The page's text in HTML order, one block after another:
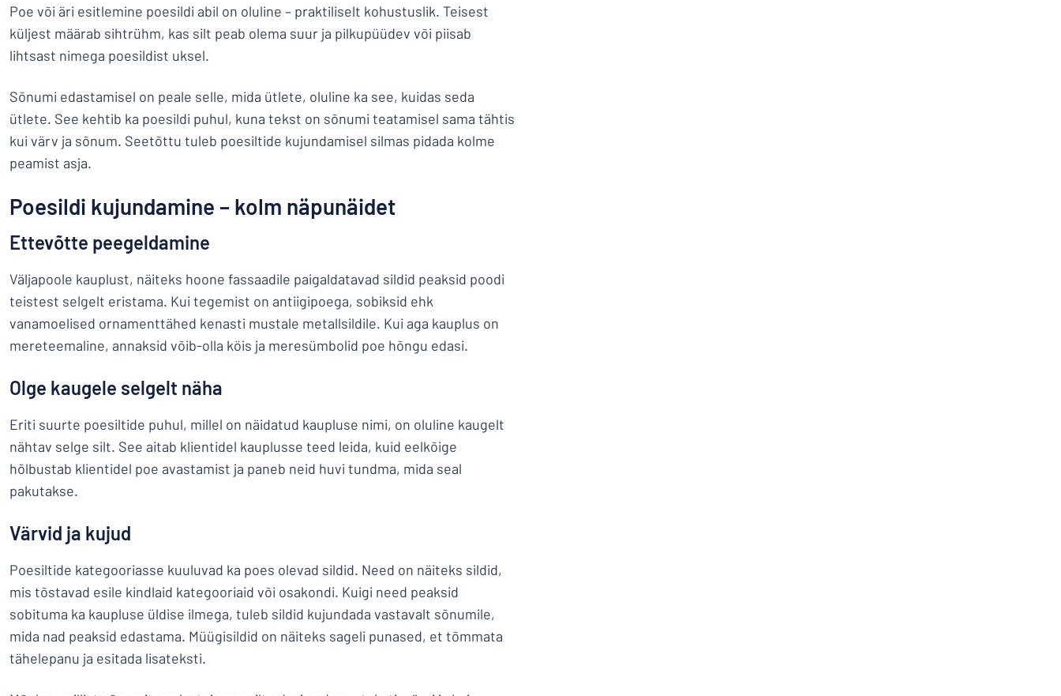
Poe või äri esitlemine poesildi abil on oluline – praktiliselt kohustuslik. Teisest
küljest määrab sihtrühm, kas silt peab olema suur ja pilkupüüdev või piisab
lihtsast nimega poesildist uksel.
Sõnumi edastamisel on peale selle, mida ütlete, oluline ka see, kuidas seda
ütlete. See kehtib ka poesildi puhul, kuna tekst on sõnumi teatamisel sama tähtis
kui värv ja sõnum. Seetõttu tuleb poesiltide kujundamisel silmas pidada kolme
peamist asja.
Poesildi kujundamine – kolm näpunäidet
Ettevõtte peegeldamine
Väljapoole kauplust, näiteks hoone fassaadile paigaldatavad sildid peaksid poodi
teistest selgelt eristama. Kui tegemist on antiigipoega, sobiksid ehk
vanamoelised ornamenttähed kenasti mustale metallsildile. Kui aga kauplus on
mereteemaline, annaksid võib-olla köis ja meresümbolid poe hõngu edasi.
Olge kaugele selgelt näha
Eriti suurte poesiltide puhul, millel on näidatud kaupluse nimi, on oluline kaugelt
nähtav selge silt. See aitab klientidel kauplusse teed leida, kuid eelkõige
hõlbustab klientidel poe avastamist ja paneb neid huvi tundma, mida seal
pakutakse.
Värvid ja kujud
Poesiltide kategooriasse kuuluvad ka poes olevad sildid. Need on näiteks sildid,
mis tõstavad esile kindlaid kategooriaid või osakondi. Kuigi need peaksid
sobituma ka kaupluse üldise ilmega, tuleb sildid kujundada vastavalt sõnumile,
mida nad peaksid edastama. Müügisildid on näiteks sageli punased, et tõmmata
tähelepanu ja esitada lisateksti.